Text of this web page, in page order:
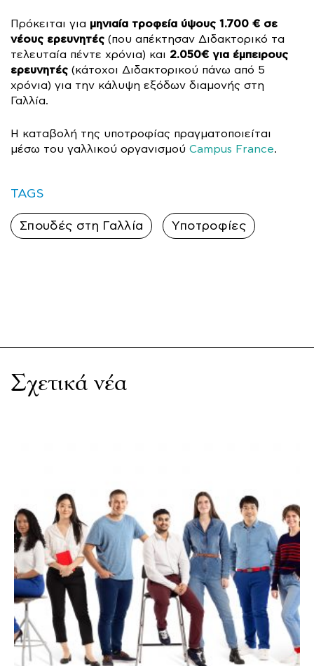
Πρόκειται για μηνιαία τροφεία ύψους 1.700 € σε
νέους ερευνητές (που απέκτησαν Διδακτoρικό τα
τελευταία πέντε χρόνια) και 2.050€ για έμπειρους
ερευνητές (κάτοχοι Διδακτορικού πάνω από 5
χρόνια) για την κάλυψη εξόδων διαμονής στη
Γαλλία.
Η καταβολή της υποτροφίας πραγματοποιείται
μέσω του γαλλικού οργανισμού Campus France.
TAGS
Σπουδές στη Γαλλία Υποτροφίες
Σχετικά νέα